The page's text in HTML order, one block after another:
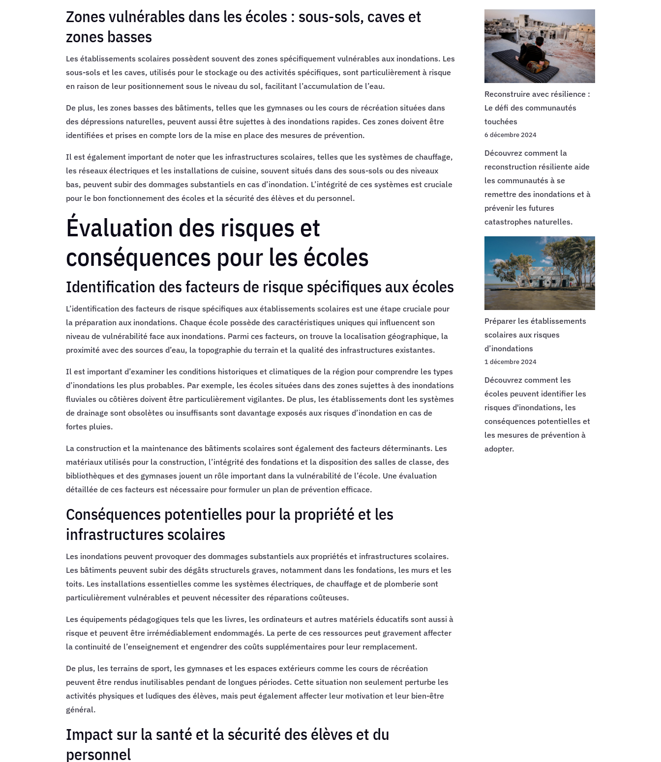
Zones vulnérables dans les écoles : sous-sols, caves et
zones basses
Les établissements scolaires possèdent souvent des zones spécifiquement vulnérables aux inondations. Les
sous-sols et les caves, utilisés pour le stockage ou des activités spécifiques, sont particulièrement à risque
en raison de leur positionnement sous le niveau du sol, facilitant l’accumulation de l’eau.
De plus, les zones basses des bâtiments, telles que les gymnases ou les cours de récréation situées dans
des dépressions naturelles, peuvent aussi être sujettes à des inondations rapides. Ces zones doivent être
identifiées et prises en compte lors de la mise en place des mesures de prévention.
Il est également important de noter que les infrastructures scolaires, telles que les systèmes de chauffage,
les réseaux électriques et les installations de cuisine, souvent situés dans des sous-sols ou des niveaux
bas, peuvent subir des dommages substantiels en cas d’inondation. L’intégrité de ces systèmes est cruciale
pour le bon fonctionnement des écoles et la sécurité des élèves et du personnel.
Évaluation des risques et
conséquences pour les écoles
Identification des facteurs de risque spécifiques aux écoles
L’identification des facteurs de risque spécifiques aux établissements scolaires est une étape cruciale pour
la préparation aux inondations. Chaque école possède des caractéristiques uniques qui influencent son
niveau de vulnérabilité face aux inondations. Parmi ces facteurs, on trouve la localisation géographique, la
proximité avec des sources d’eau, la topographie du terrain et la qualité des infrastructures existantes.
Il est important d’examiner les conditions historiques et climatiques de la région pour comprendre les types
d’inondations les plus probables. Par exemple, les écoles situées dans des zones sujettes à des inondations
fluviales ou côtières doivent être particulièrement vigilantes. De plus, les établissements dont les systèmes
de drainage sont obsolètes ou insuffisants sont davantage exposés aux risques d’inondation en cas de
fortes pluies.
La construction et la maintenance des bâtiments scolaires sont également des facteurs déterminants. Les
matériaux utilisés pour la construction, l’intégrité des fondations et la disposition des salles de classe, des
bibliothèques et des gymnases jouent un rôle important dans la vulnérabilité de l’école. Une évaluation
détaillée de ces facteurs est nécessaire pour formuler un plan de prévention efficace.
Conséquences potentielles pour la propriété et les
infrastructures scolaires
Les inondations peuvent provoquer des dommages substantiels aux propriétés et infrastructures scolaires.
Les bâtiments peuvent subir des dégâts structurels graves, notamment dans les fondations, les murs et les
toits. Les installations essentielles comme les systèmes électriques, de chauffage et de plomberie sont
particulièrement vulnérables et peuvent nécessiter des réparations coûteuses.
Les équipements pédagogiques tels que les livres, les ordinateurs et autres matériels éducatifs sont aussi à
risque et peuvent être irrémédiablement endommagés. La perte de ces ressources peut gravement affecter
la continuité de l’enseignement et engendrer des coûts supplémentaires pour leur remplacement.
De plus, les terrains de sport, les gymnases et les espaces extérieurs comme les cours de récréation
peuvent être rendus inutilisables pendant de longues périodes. Cette situation non seulement perturbe les
activités physiques et ludiques des élèves, mais peut également affecter leur motivation et leur bien-être
général.
Impact sur la santé et la sécurité des élèves et du
personnel
Reconstruire avec résilience :
Le défi des communautés
touchées
6 décembre 2024
Découvrez comment la
reconstruction résiliente aide
les communautés à se
remettre des inondations et à
prévenir les futures
catastrophes naturelles.
Préparer les établissements
scolaires aux risques
d’inondations
1 décembre 2024
Découvrez comment les
écoles peuvent identifier les
risques d'inondations, les
conséquences potentielles et
les mesures de prévention à
adopter.